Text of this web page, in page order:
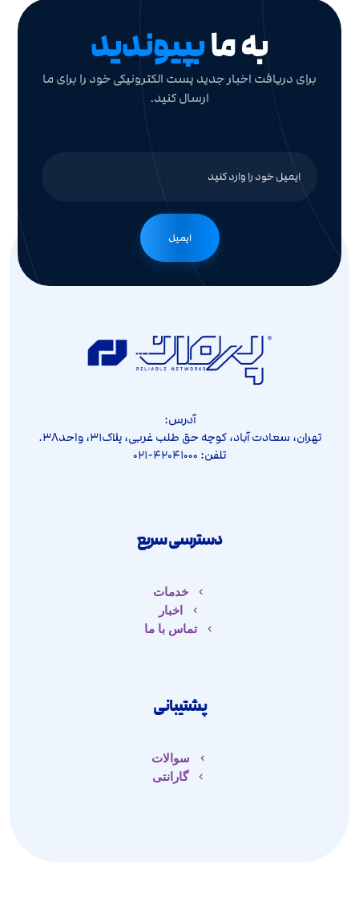
به مابپیوندید
برای دریافت اخبار جدید پست الکترونیکی خود را برای ما
ارسال کنید.
ایمیل
آدرس:
تهران، سعادت آباد، کوچه حق طلب غربی، پلاک۳۱، واحد۳۸.
تلفن: ۴۲۰۴۱۰۰۰-۰۲۱
دسترسی سریع
خدمات
اخبار
تماس با ما
پشتیبانی
سوالات
گارانتی